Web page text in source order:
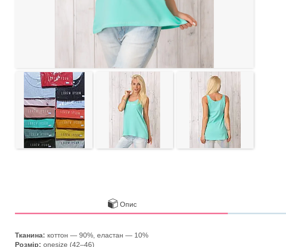
Опис
Тканина: коттон — 90%, еластан — 10%
Розмір: onesize (42–46)